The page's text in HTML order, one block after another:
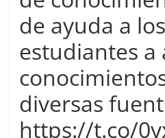
de ayuda a los
estudiantes
diversas
https://t.co/